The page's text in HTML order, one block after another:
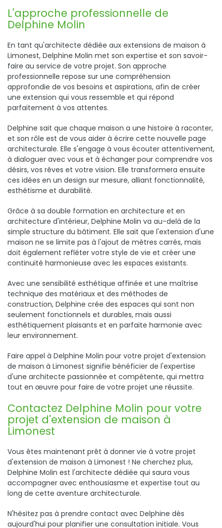
L'approche professionnelle de
Delphine Molin
En tant qu'architecte dédiée aux extensions de maison à
Limonest, Delphine Molin met son expertise et son savoir-
faire au service de votre projet. Son approche
professionnelle repose sur une compréhension
approfondie de vos besoins et aspirations, afin de créer
une extension qui vous ressemble et qui répond
parfaitement à vos attentes.
Delphine sait que chaque maison a une histoire à raconter,
et son rôle est de vous aider à écrire cette nouvelle page
architecturale. Elle s'engage à vous écouter attentivement,
à dialoguer avec vous et à échanger pour comprendre vos
désirs, vos rêves et votre vision. Elle transformera ensuite
ces idées en un design sur mesure, alliant fonctionnalité,
esthétisme et durabilité.
Grâce à sa double formation en architecture et en
architecture d'intérieur, Delphine Molin va au-delà de la
simple structure du bâtiment. Elle sait que l'extension d'une
maison ne se limite pas à l'ajout de mètres carrés, mais
doit également refléter votre style de vie et créer une
continuité harmonieuse avec les espaces existants.
Avec une sensibilité esthétique affinée et une maîtrise
technique des matériaux et des méthodes de
construction, Delphine crée des espaces qui sont non
seulement fonctionnels et durables, mais aussi
esthétiquement plaisants et en parfaite harmonie avec
leur environnement.
Faire appel à Delphine Molin pour votre projet d'extension
de maison à Limonest signifie bénéficier de l'expertise
d'une architecte passionnée et compétente, qui mettra
tout en œuvre pour faire de votre projet une réussite.
Contactez Delphine Molin pour votre
projet d'extension de maison à
Limonest
Vous êtes maintenant prêt à donner vie à votre projet
d'extension de maison à Limonest ! Ne cherchez plus,
Delphine Molin est l'architecte dédiée qui saura vous
accompagner avec enthousiasme et expertise tout au
long de cette aventure architecturale.
N'hésitez pas à prendre contact avec Delphine dès
aujourd'hui pour planifier une consultation initiale. Vous